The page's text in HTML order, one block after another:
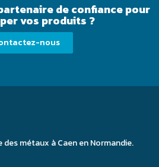
de confiance pour
vos produits ?
nous
métaux à Caen en Normandie.